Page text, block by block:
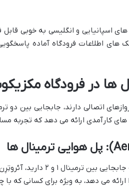
های اسپانیایی و انگلیسی به خوبی
اطلاعات فرودگاه آماده
ها در فرودگاه
اتصالی دارند، جابجایی بین دو
های کارآمدی ارائه می دهد که تجربه
اگر بلیط پرواز اتصالی معتبر
می دهد، به ویژه برای کسانی که